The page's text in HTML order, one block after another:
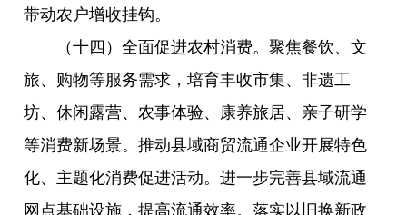
带动农户增收挂钩。
（十四）全面促进农村消费。聚焦餐饮、文
旅、购物等服务需求，培育丰收市集、非遗工
坊、休闲露营、农事体验、康养旅居、亲子研学
等消费新场景。推动县域商贸流通企业开展特色
化、主题化消费促进活动。进一步完善县域流通
网点基础设施，提高流通效率。落实以旧换新政